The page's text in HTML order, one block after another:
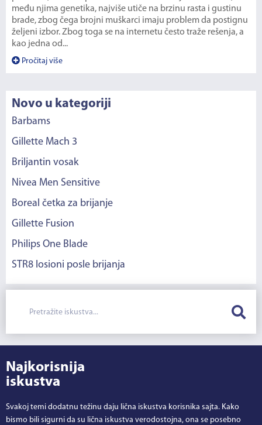
među njima genetika, najviše utiče na brzinu rasta i gustinu
brade, zbog čega brojni muškarci imaju problem da postignu
željeni izbor. Zbog toga se na internetu često traže rešenja, a
kao jedna od...
Pročitaj više
Novo u kategoriji
Barbams
Gillette Mach 3
Briljantin vosak
Nivea Men Sensitive
Boreal četka za brijanje
Gillette Fusion
Philips One Blade
STR8 losioni posle brijanja
Najkorisnija
iskustva
Svakoj temi dodatnu težinu daju lična iskustva korisnika sajta. Kako
bismo bili sigurni da su lična iskustva verodostojna, ona se posebno